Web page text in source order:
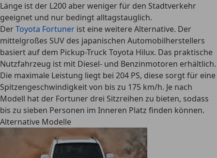
Länge ist der L200 aber weniger für den Stadtverkehr
geeignet und nur bedingt alltagstauglich.
DerToyota Fortuner ist eine weitere Alternative. Der
mittelgroßes SUV des japanischen Automobilherstellers
basiert auf dem Pickup-Truck Toyota Hilux. Das praktische
Nutzfahrzeug ist mit Diesel- und Benzinmotoren erhältlich.
Die maximale Leistung liegt bei 204 PS, diese sorgt für eine
Spitzengeschwindigkeit von bis zu 175 km/h. Je nach
Modell hat der Fortuner drei Sitzreihen zu bieten, sodass
bis zu sieben Personen im Inneren Platz finden können.
Alternative Modelle